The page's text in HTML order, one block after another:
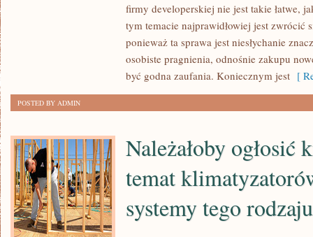
ZAWYŻONYCH
MIESZKAŃ.
WSZYSCY
TARGUJĄ,
BEZ
firmy developerskiej nie jest takie łatwe,
tym temacie najprawidłowiej jest zwrócić
ponieważ ta sprawa jest niesłychanie
osobiste pragnienia, odnośnie zakupu
być godna zaufania. Koniecznym jest [
POSTED BY ADMIN
Należałoby ogłosić
temat
systemy tego rodzaju